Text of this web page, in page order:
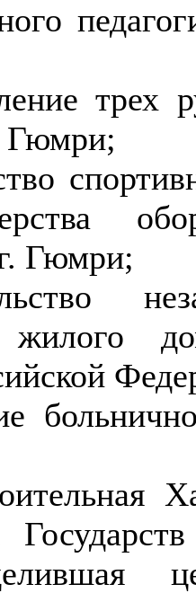
трех
Гюмри;
Гюмри;
жилого